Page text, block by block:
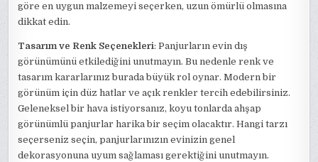
göre en uygun malzemeyi seçerken, uzun ömürlü olmasına
dikkat edin.
Tasarım ve Renk Seçenekleri: Panjurların evin dış
görünümünü etkilediğini unutmayın. Bu nedenle renk ve
tasarım kararlarınız burada büyük rol oynar. Modern bir
görünüm için düz hatlar ve açık renkler tercih edebilirsiniz.
Geleneksel bir hava istiyorsanız, koyu tonlarda ahşap
görünümlü panjurlar harika bir seçim olacaktır. Hangi tarzı
seçerseniz seçin, panjurlarınızın evinizin genel
dekorasyonuna uyum sağlaması gerektiğini unutmayın.